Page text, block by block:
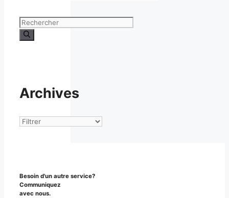
Rechercher :
Archives
Archives
Besoin d'un autre service?
Communiquez
avec nous.